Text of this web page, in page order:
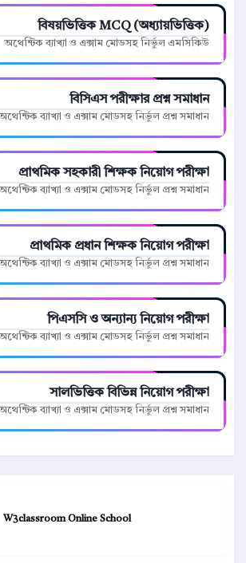
বিষয়ভিত্তিক MCQ (অধ্যায়ভিত্তিক)
অথেন্টিক ব্যাখ্যা ও এক্সাম মোডসহ নির্ভুল এমসিকিউ
বিসিএস পরীক্ষার প্রশ্ন সমাধান
ব্যাখ্যা ও এক্সাম মোডসহ নির্ভুল প্রশ্ন সমাধান
প্রাথমিক সহকারী শিক্ষক নিয়োগ পরীক্ষা
ব্যাখ্যা ও এক্সাম মোডসহ নির্ভুল প্রশ্ন সমাধান
প্রাথমিক প্রধান শিক্ষক নিয়োগ পরীক্ষা
ব্যাখ্যা ও এক্সাম মোডসহ নির্ভুল প্রশ্ন সমাধান
পিএসসি ও অন্যান্য নিয়োগ পরীক্ষা
ব্যাখ্যা ও এক্সাম মোডসহ নির্ভুল প্রশ্ন সমাধান
সালভিত্তিক বিভিন্ন নিয়োগ পরীক্ষা
ব্যাখ্যা ও এক্সাম মোডসহ নির্ভুল প্রশ্ন সমাধান
W3classroom Online School